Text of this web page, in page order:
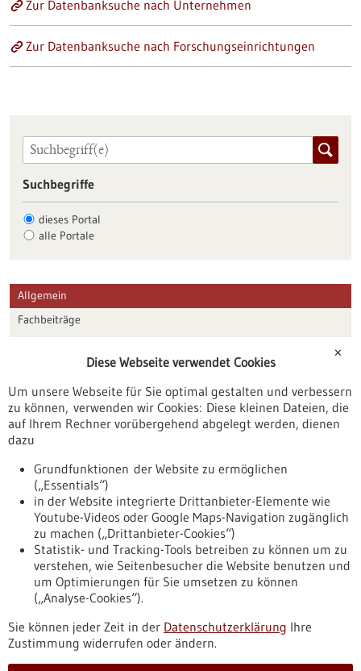
Zur Datenbanksuche nach Unternehmen
Zur Datenbanksuche nach Forschungseinrichtungen
Suchbegriffe
dieses Portal
alle Portale
Allgemein
Fachbeiträge
Veranstaltungen
Erscheinungsdatum
Nach oben
Informiert bleiben
Newsletter abonnieren
✕
Diese Webseite verwendet Cookies
Um unsere Webseite für Sie optimal gestalten und verbessern
zu können, verwenden wir Cookies: Diese kleinen Dateien, die
auf Ihrem Rechner vorübergehend abgelegt werden, dienen
dazu
Grundfunktionen der Website zu ermöglichen
(„Essentials“)
in der Website integrierte Drittanbieter-Elemente wie
Youtube-Videos oder Google Maps-Navigation zugänglich
zu machen („Drittanbieter-Cookies“)
Statistik- und Tracking-Tools betreiben zu können um zu
verstehen, wie Seitenbesucher die Website benutzen und
um Optimierungen für Sie umsetzen zu können
(„Analyse-Cookies“).
Sie können jeder Zeit in der Datenschutzerklärung Ihre
Zustimmung widerrufen oder ändern.